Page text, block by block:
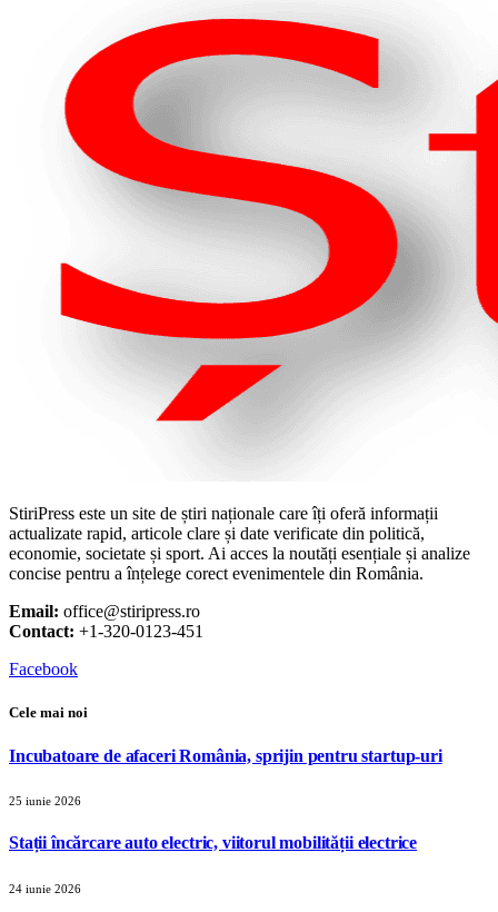
StiriPress este un site de știri naționale care îți oferă informații
actualizate rapid, articole clare și date verificate din politică,
economie, societate și sport. Ai acces la noutăți esențiale și analize
concise pentru a înțelege corect evenimentele din România.
Email: office@stiripress.ro
Contact: +1-320-0123-451
Facebook
Cele mai noi
Incubatoare de afaceri România, sprijin pentru startup-uri
25 iunie 2026
Stații încărcare auto electric, viitorul mobilității electrice
24 iunie 2026